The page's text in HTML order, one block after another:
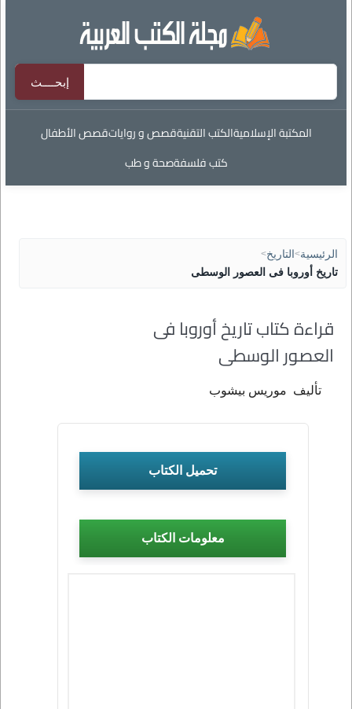
المكتبة الإسلاميةالكتب التقنيةقصص و رواياتقصص الأطفال
كتب فلسفةصحة و طب
الرئيسية> التاريخ>
تاريخ أوروبا فى العصور الوسطى
قراءة كتاب تاريخ أوروبا فى
العصور الوسطى
تأليف موريس بيشوب
تحميل الكتاب
معلومات الكتاب